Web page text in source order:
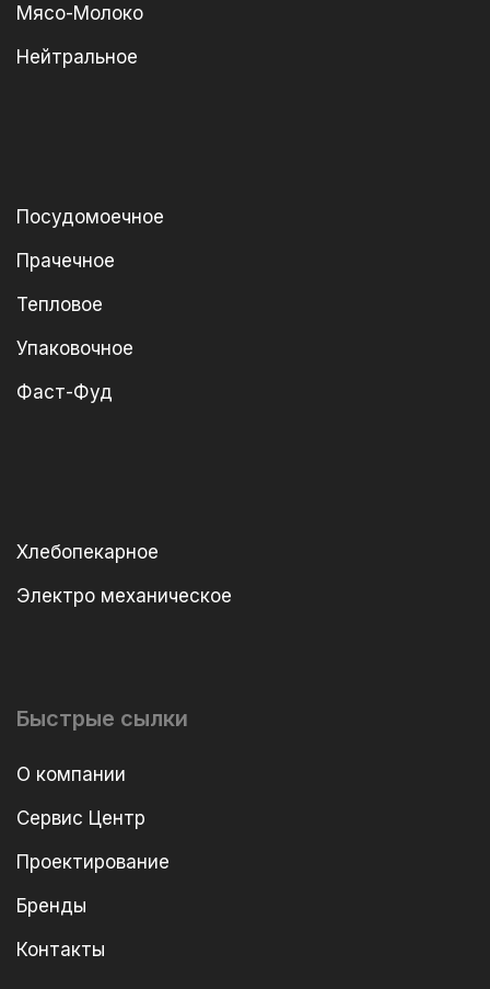
Мясо-Молоко
Нейтральное
Посудомоечное
Прачечное
Тепловое
Упаковочное
Фаст-Фуд
Хлебопекарное
Электро механическое
Быстрые сылки
О компании
Сервис Центр
Проектирование
Бренды
Контакты